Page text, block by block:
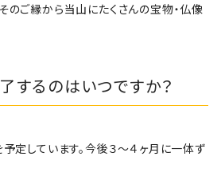
のご縁から当山にたくさんの宝物・仏像
するのはいつですか？
定しています。今後３〜４ヶ月に一体ず